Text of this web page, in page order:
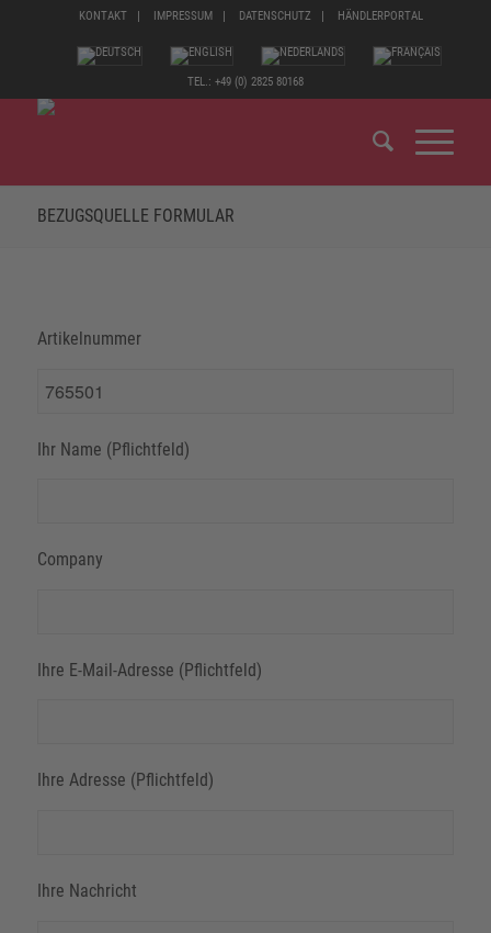
KONTAKT IMPRESSUM DATENSCHUTZ HÄNDLERPORTAL
TEL.: +49 (0) 2825 80168
BEZUGSQUELLE FORMULAR
Artikelnummer
Ihr Name (Pflichtfeld)
Company
Ihre E-Mail-Adresse (Pflichtfeld)
Ihre Adresse (Pflichtfeld)
Ihre Nachricht